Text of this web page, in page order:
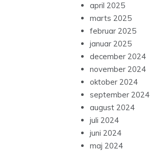
april 2025
marts 2025
februar 2025
januar 2025
december 2024
november 2024
oktober 2024
september 2024
august 2024
juli 2024
juni 2024
maj 2024